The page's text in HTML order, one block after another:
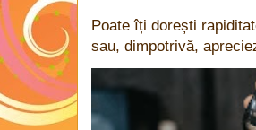
Poate îți dorești
sau, dimpotrivă,